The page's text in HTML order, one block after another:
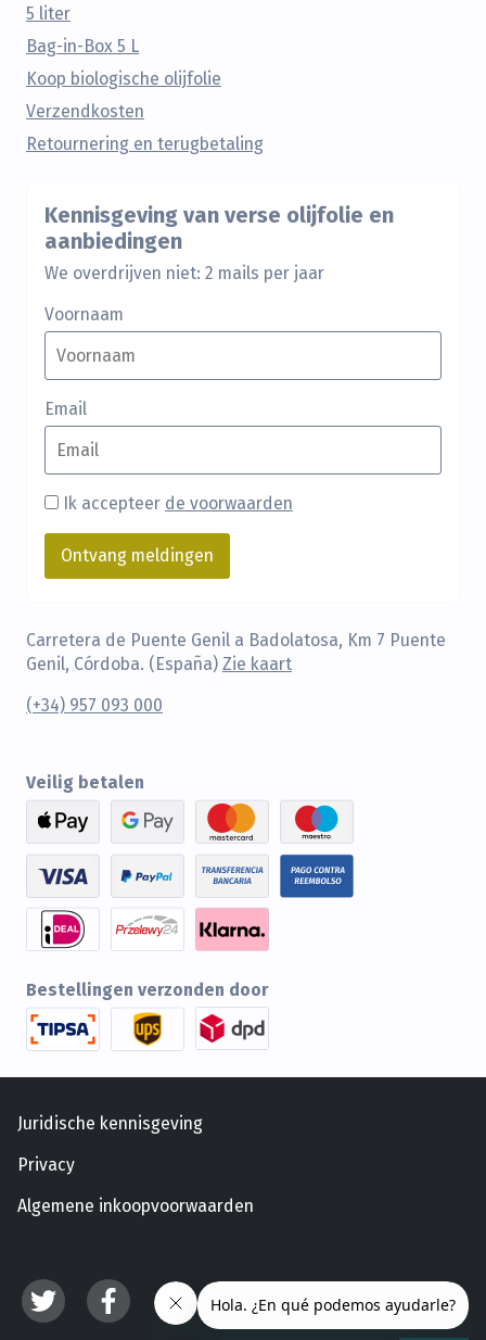
5 liter
Bag-in-Box 5 L
Koop biologische olijfolie
Verzendkosten
Retournering en terugbetaling
Kennisgeving van verse olijfolie en
aanbiedingen
We overdrijven niet: 2 mails per jaar
Voornaam
Email
Ik accepteer de voorwaarden
Carretera de Puente Genil a Badolatosa, Km 7 Puente
Genil, Córdoba. (España)Zie kaart
(+34) 957 093 000
Veilig betalen
Bestellingen verzonden door
Juridische kennisgeving
Privacy
Algemene inkoopvoorwaarden